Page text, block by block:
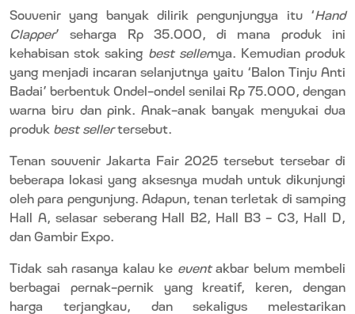
Souvenir yang banyak dilirik pengunjungya itu ‘Hand
Clapper’ seharga Rp 35.000, di mana produk ini
kehabisan stok saking best sellernya. Kemudian produk
yang menjadi incaran selanjutnya yaitu ‘Balon Tinju Anti
Badai’ berbentuk Ondel-ondel senilai Rp 75.000, dengan
warna biru dan pink. Anak-anak banyak menyukai dua
produk best sellertersebut.
Tenan souvenir Jakarta Fair 2025 tersebut tersebar di
beberapa lokasi yang aksesnya mudah untuk dikunjungi
oleh para pengunjung. Adapun, tenan terletak di samping
Hall A, selasar seberang Hall B2, Hall B3 - C3, Hall D,
dan Gambir Expo.
Tidak sah rasanya kalau ke eventakbar belum membeli
berbagai pernak-pernik yang kreatif, keren, dengan
harga terjangkau, dan sekaligus melestarikan